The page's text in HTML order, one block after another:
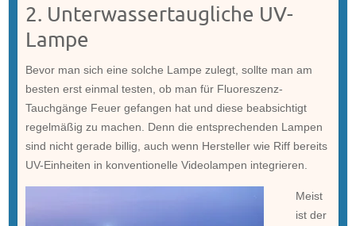
2. Unterwassertaugliche UV-
Lampe
Bevor man sich eine solche Lampe zulegt, sollte man am
besten erst einmal testen, ob man für Fluoreszenz-
Tauchgänge Feuer gefangen hat und diese beabsichtigt
regelmäßig zu machen. Denn die entsprechenden Lampen
sind nicht gerade billig, auch wenn Hersteller wie Riff bereits
UV-Einheiten in konventionelle Videolampen integrieren.
Meist
ist der